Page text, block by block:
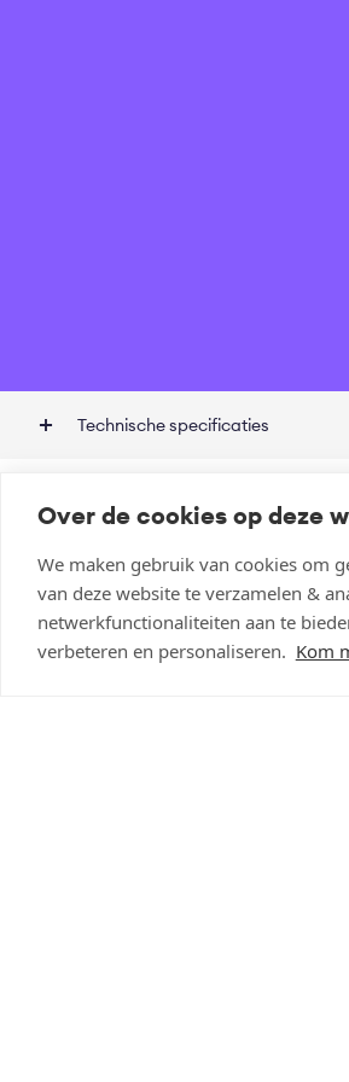
Over de cookies op deze
We maken gebruik van cookies om
van deze website te verzamelen &
netwerkfunctionaliteiten aan te
verbeteren en personaliseren. Kom
Technische specificaties
Incl.0%
Scherpste prijs weten?
Opslaan & delen